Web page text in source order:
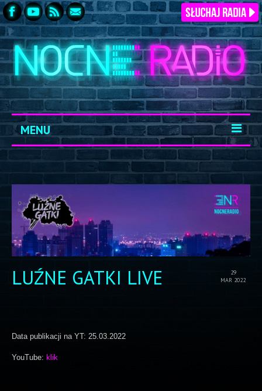
MENU
START
ARCHIWUM
KONTAKT
LOGOWANIE
29
MAR 2022
LUŹNE GATKI LIVE
Data publikacji na YT: 25.03.2022
YouTube: klik